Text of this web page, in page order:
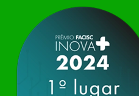
apresentação de novas
encontro aconteceu em